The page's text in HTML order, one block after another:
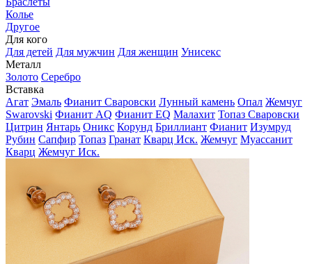
Колье
Другое
Для кого
Для детей Для мужчин Для женщин Унисекс
Металл
Золото Серебро
Вставка
Агат Эмаль Фианит Сваровски Лунный камень Опал Жемчуг
Swarovski Фианит AQ Фианит EQ Малахит Топаз Сваровски
Цитрин Янтарь Оникс Корунд Бриллиант Фианит Изумруд
Рубин Сапфир Топаз Гранат Кварц Иск. Жемчуг Муассанит
Кварц Жемчуг Иск.